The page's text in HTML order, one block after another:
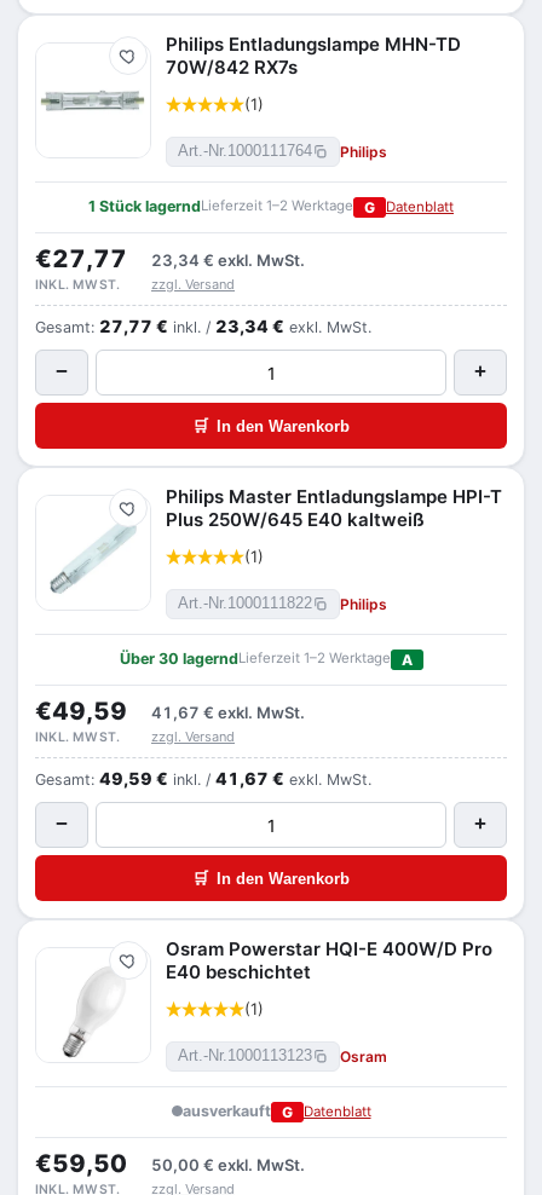
Merken
Philips Entladungslampe MHN-TD
70W/842 RX7s
(1)
Art.-Nr.1000111764 Philips
1 Stück lagerndLieferzeit 1–2 Werktage G Datenblatt
€27,77 23,34 € exkl. MwSt.
INKL. MWST. zzgl. Versand
Gesamt: 27,77 € inkl. / 23,34 € exkl. MwSt.
− +
🛒 In den Warenkorb
Merken
Philips Master Entladungslampe HPI-T
Plus 250W/645 E40 kaltweiß
(1)
Art.-Nr.1000111822 Philips
Über 30 lagerndLieferzeit 1–2 Werktage A
€49,59 41,67 € exkl. MwSt.
INKL. MWST. zzgl. Versand
Gesamt: 49,59 € inkl. / 41,67 € exkl. MwSt.
− +
🛒 In den Warenkorb
Merken
Osram Powerstar HQI-E 400W/D Pro
E40 beschichtet
(1)
Art.-Nr.1000113123 Osram
ausverkauft G Datenblatt
€59,50 50,00 € exkl. MwSt.
INKL. MWST. zzgl. Versand